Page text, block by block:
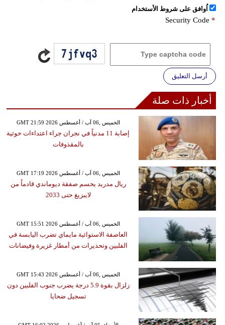
اُوافق على شروط الأستخدام
Security Code *
أرسل التعليق
أخبار ذات صلة
GMT 21:59 2026 الخميس ,06 آب / أغسطس
إصابة 11 مدنياً في نجران جراء اعتداءات حوثية
بالمقذوفات
GMT 17:19 2026 الخميس ,06 آب / أغسطس
ريال مدريد يحسم صفقة ديوماندي قادماً من
لايبزيغ حتى 2033
GMT 15:51 2026 الخميس ,06 آب / أغسطس
العاصفة الاستوائية مايماي تضرب اليابسة في
الفلبين وتحذيرات من أمطار غزيرة وفيضانات
GMT 15:43 2026 الخميس ,06 آب / أغسطس
زلزال بقوة 5.9 درجة يضرب جنوب الفلبين دون
تسجيل ضحايا